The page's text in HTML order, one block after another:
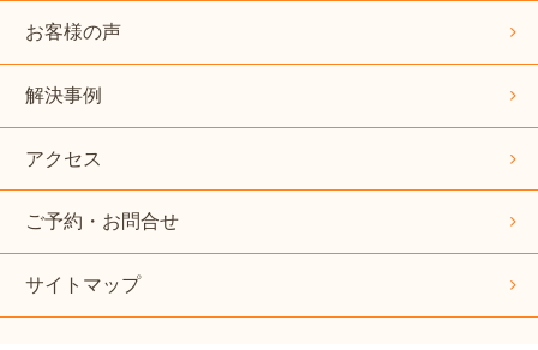
お客様の声
解決事例
アクセス
ご予約・お問合せ
サイトマップ